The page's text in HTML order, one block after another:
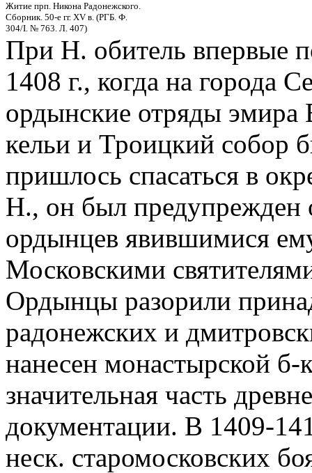
Житие прп. Никона Радонежского.
Сборник. 50-е гг. XV в. (РГБ. Ф.
304/I. № 763. Л. 407)
При Н. обитель впервые
1408 г., когда на города
ордынские отряды эмира
кельи и Троицкий собор
пришлось спасаться в
Н., он был предупрежден
ордынцев явившимися
Московскими
Ордынцы разорили
радонежских и
нанесен монастырской б-
значительная часть
документации. В 1409-
неск. старомосковских